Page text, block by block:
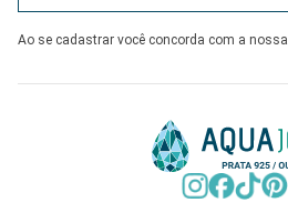
Ao se cadastrar você concorda com a nossa